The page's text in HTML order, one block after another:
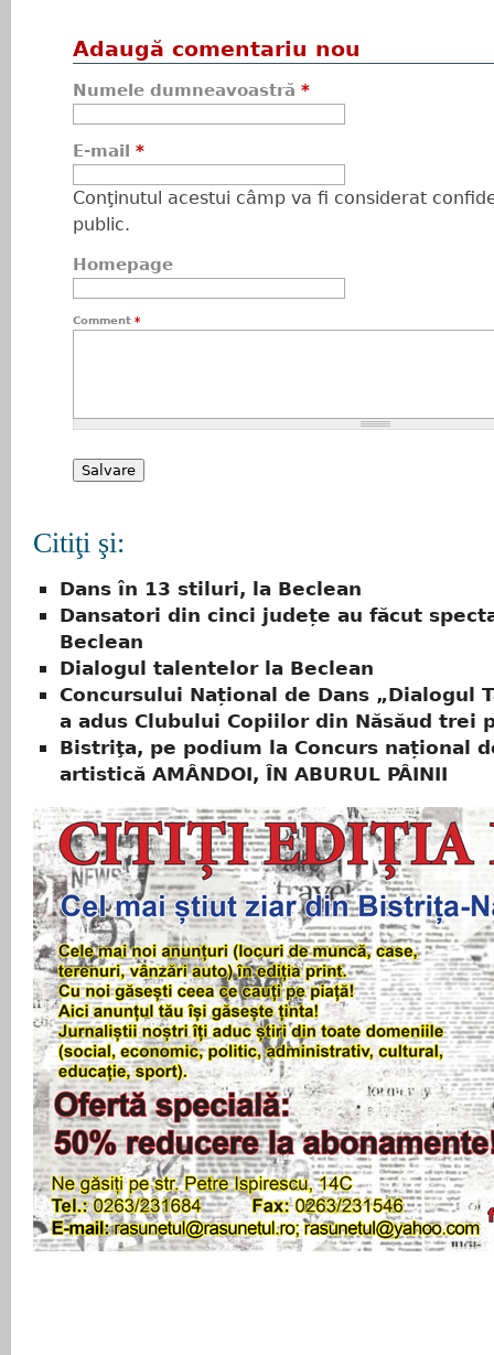
Adaugă comentariu nou
Numele dumneavoastră *
E-mail *
Conţinutul acestui câmp va fi considerat
public.
Homepage
Comment *
Citiţi şi:
Dans în 13 stiluri, la Beclean
Dansatori din cinci județe au făcut
Beclean
Dialogul talentelor la Beclean
Concursului Național de Dans „Dialogul
a adus Clubului Copiilor din Năsăud trei
Bistriţa, pe podium la Concurs național
artistică AMÂNDOI, ÎN ABURUL PÂINII